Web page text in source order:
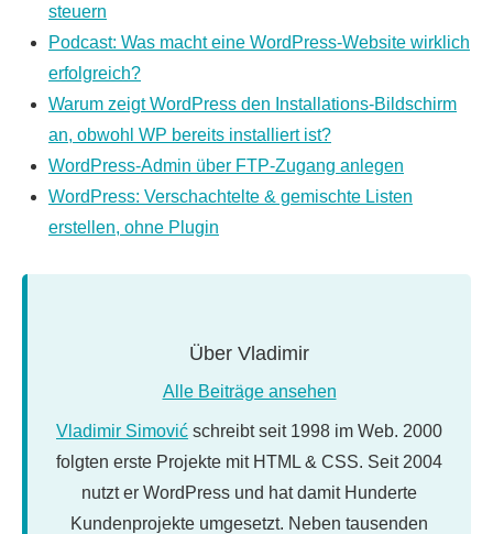
steuern
Podcast: Was macht eine WordPress-Website wirklich
erfolgreich?
Warum zeigt WordPress den Installations-Bildschirm
an, obwohl WP bereits installiert ist?
WordPress-Admin über FTP-Zugang anlegen
WordPress: Verschachtelte & gemischte Listen
erstellen, ohne Plugin
Über Vladimir
Alle Beiträge ansehen
Vladimir Simović schreibt seit 1998 im Web. 2000
folgten erste Projekte mit HTML & CSS. Seit 2004
nutzt er WordPress und hat damit Hunderte
Kundenprojekte umgesetzt. Neben tausenden